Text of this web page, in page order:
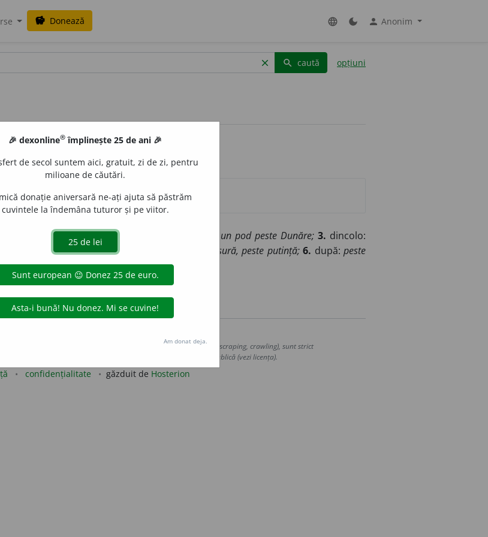
savings Donează language dark_mode person Anonim
clear search caută opțiuni
lucește peste capetele noastre; un pod peste Dunăre; 3. dincolo:
o mie de galbeni; 5. fig.ceva covârșitor: peste măsură, peste putință; 6. după:peste
vechiu-rom.prespe= lat. PER SUPER].
acțiuni
acest site, inclusiv prin orice metode de extragere automată (web scraping, crawling), sunt strict
scris, cu excepția seturilor de date oferite oficial spre utilizare publică (vezi licența).
confidențialitate găzduit de Hosterion
🎉 dexonline® împlinește 25 de ani 🎉
de secol suntem aici, gratuit, zi de zi, pentru
milioane de căutări.
donație aniversară ne-ați ajuta să păstrăm
cuvintele la îndemâna tuturor și pe viitor.
Am donat deja.